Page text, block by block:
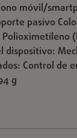
móvil/
pasivo
Control de
g